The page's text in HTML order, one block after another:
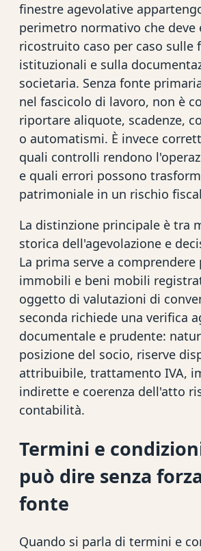
finestre agevolative
perimetro normativo che deve
ricostruito caso per caso sulle
istituzionali e sulla
societaria. Senza fonte
nel fascicolo di lavoro, non è
riportare aliquote, scadenze,
o automatismi. È invece
quali controlli rendono
e quali errori possono
patrimoniale in un rischio
La distinzione principale è tra
storica dell'agevolazione e
La prima serve a
immobili e beni mobili
oggetto di valutazioni di
seconda richiede una verifica
documentale e prudente:
posizione del socio, riserve
attribuibile, trattamento IVA,
indirette e coerenza dell'atto
contabilità.
Termini e
può dire senza
fonte
Quando si parla di termini e